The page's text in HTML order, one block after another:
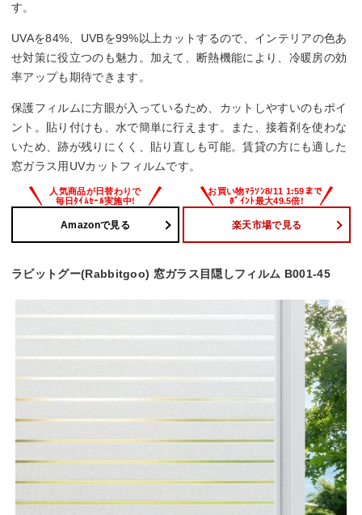
す。
UVAを84%、UVBを99%以上カットするので、インテリアの色あ
せ対策に役立つのも魅力。加えて、断熱機能により、冷暖房の効
率アップも期待できます。
保護フィルムに方眼が入っているため、カットしやすいのもポイ
ント。貼り付けも、水で簡単に行えます。また、接着剤を使わな
いため、跡が残りにくく、貼り直しも可能。賃貸の方にも適した
窓ガラス用UVカットフィルムです。
Amazonで見る 楽天市場で見る
ラビットグー(Rabbitgoo) 窓ガラス目隠しフィルム B001-45